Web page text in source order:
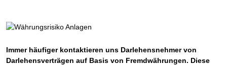
Immer häufiger kontaktieren uns Darlehensnehmer von
Darlehensverträgen auf Basis von Fremdwährungen. Diese